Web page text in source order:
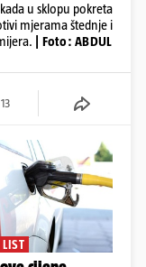
u sklopu pokreta
mjerama štednje i
| Foto: ABDUL
13